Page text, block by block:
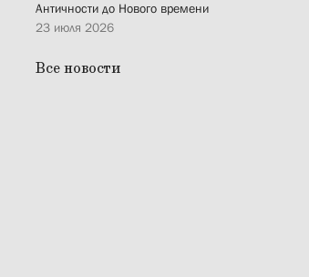
Античности до Нового времени
23 июля 2026
Все новости